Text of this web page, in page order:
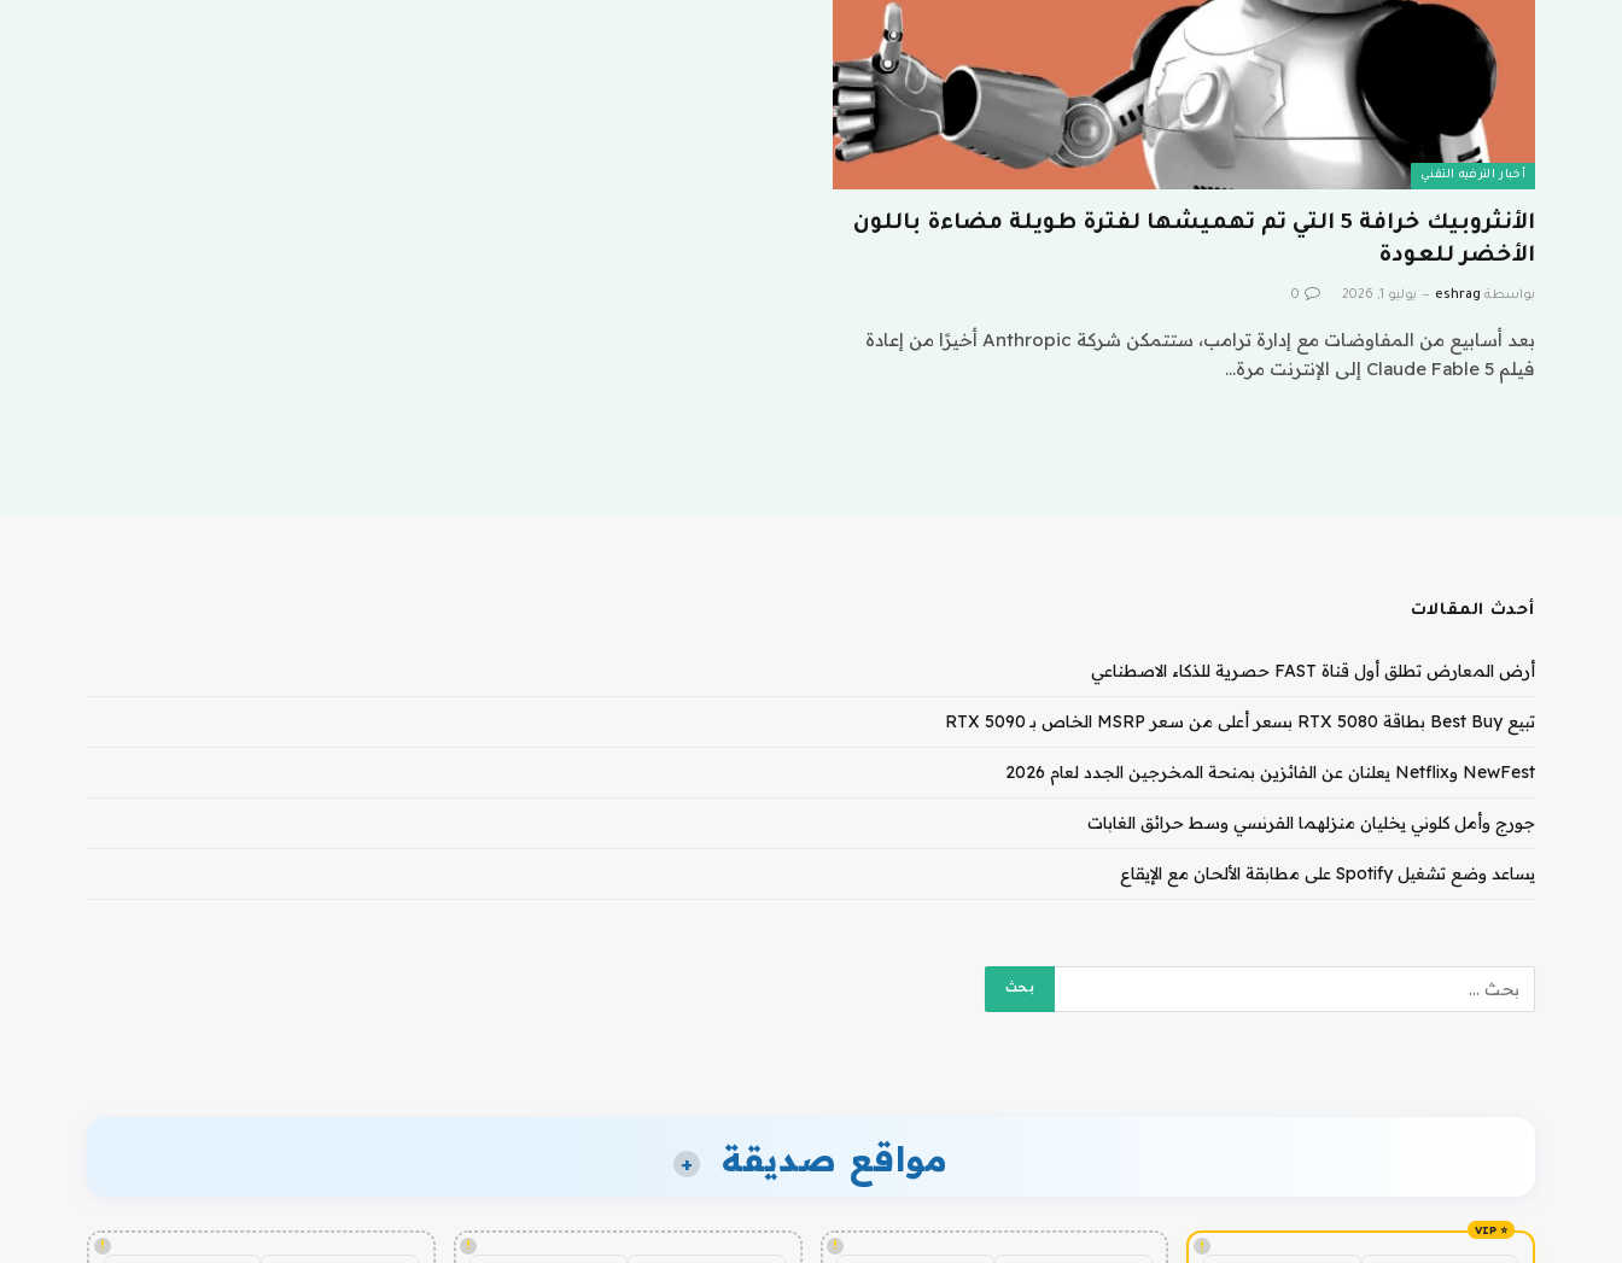
أخبار الترفيه التقني
الأنثروبيك خرافة 5 التي تم تهميشها لفترة طويلة مضاءة باللون
الأخضر للعودة
بواسطة eshrag يوليو 1, 2026 0
بعد أسابيع من المفاوضات مع إدارة ترامب، ستتمكن شركة Anthropic أخيرًا من إعادة
فيلم Claude Fable 5 إلى الإنترنت مرة…
أحدث المقالات
أرض المعارض تطلق أول قناة FAST حصرية للذكاء الاصطناعي
تبيع Best Buy بطاقة RTX 5080 بسعر أعلى من سعر MSRP الخاص بـ RTX 5090
NewFest وNetflix يعلنان عن الفائزين بمنحة المخرجين الجدد لعام 2026
جورج وأمل كلوني يخليان منزلهما الفرنسي وسط حرائق الغابات
يساعد وضع تشغيل Spotify على مطابقة الألحان مع الإيقاع
مواقع صديقة +
!
!
!
!